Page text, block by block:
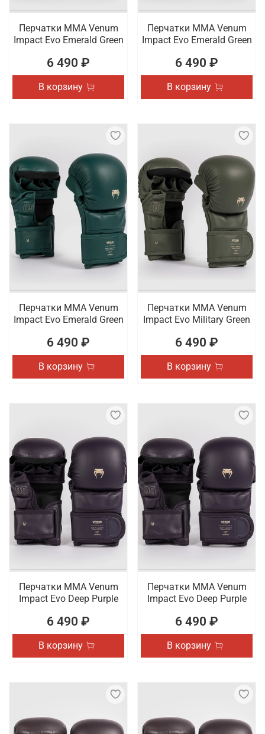
Перчатки ММА Venum
Impact Evo Emerald Green
6 490 ₽
В корзину
Перчатки ММА Venum
Impact Evo Emerald Green
6 490 ₽
В корзину
Перчатки ММА Venum
Impact Evo Emerald Green
6 490 ₽
В корзину
Перчатки ММА Venum
Impact Evo Military Green
6 490 ₽
В корзину
Перчатки ММА Venum
Impact Evo Deep Purple
6 490 ₽
В корзину
Перчатки ММА Venum
Impact Evo Deep Purple
6 490 ₽
В корзину